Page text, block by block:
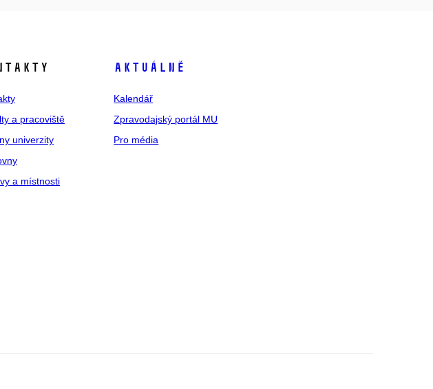
a pracoviště
univerzity
a místnosti
Aktuálně
Kalendář
Zpravodajský portál MU
Pro média